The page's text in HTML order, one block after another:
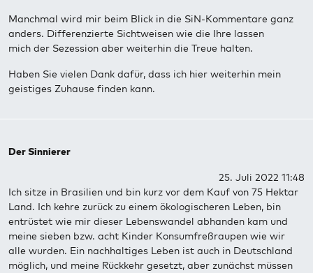
Manchmal wird mir beim Blick in die SiN-Kommentare ganz
anders. Differenzierte Sichtweisen wie die Ihre lassen
mich der Sezession aber weiterhin die Treue halten.
Haben Sie vielen Dank dafür, dass ich hier weiterhin mein
geistiges Zuhause finden kann.
Der Sinnierer
25. Juli 2022 11:48
Ich sitze in Brasilien und bin kurz vor dem Kauf von 75 Hektar
Land. Ich kehre zurück zu einem ökologischeren Leben, bin
entrüstet wie mir dieser Lebenswandel abhanden kam und
meine sieben bzw. acht Kinder Konsumfreßraupen wie wir
alle wurden. Ein nachhaltiges Leben ist auch in Deutschland
möglich, und meine Rückkehr gesetzt, aber zunächst müssen